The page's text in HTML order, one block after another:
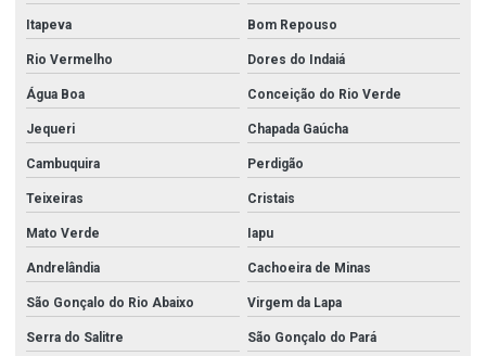
Itapeva Bom Repouso
Rio Vermelho Dores do Indaiá
Água Boa Conceição do Rio Verde
Jequeri Chapada Gaúcha
Cambuquira Perdigão
Teixeiras Cristais
Mato Verde Iapu
Andrelândia Cachoeira de Minas
São Gonçalo do Rio Abaixo Virgem da Lapa
Serra do Salitre São Gonçalo do Pará